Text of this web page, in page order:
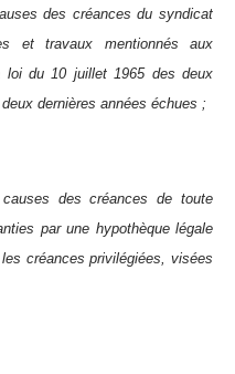
des créances du syndicat
et travaux mentionnés aux
du 10 juillet 1965 des deux
dernières années échues ;
des créances de toute
par une hypothèque légale
créances privilégiées, visées